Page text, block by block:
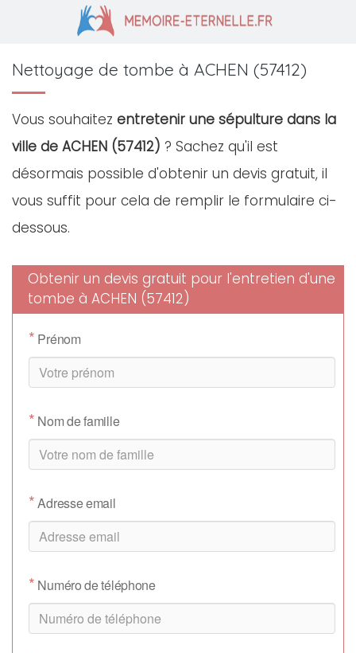
Nettoyage de tombe à ACHEN (57412)
Vous souhaitez entretenir une sépulture dans la
ville de ACHEN (57412) ? Sachez qu'il est
désormais possible d'obtenir un devis gratuit, il
vous suffit pour cela de remplir le formulaire ci-
dessous.
Obtenir un devis gratuit pour l'entretien d'une
tombe à ACHEN (57412)
* Prénom
* Nom de famille
*Adresse email
* Numéro de téléphone